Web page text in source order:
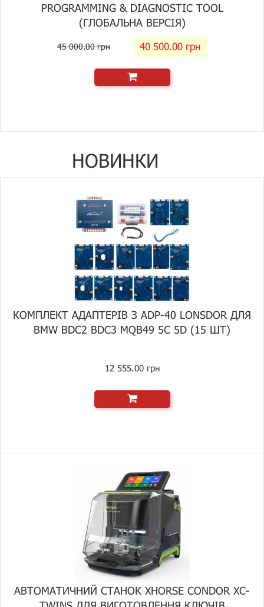
PROGRAMMING & DIAGNOSTIC TOOL
(ГЛОБАЛЬНА ВЕРСІЯ)
45 000.00 грн 40 500.00 грн
НОВИНКИ
КОМПЛЕКТ АДАПТЕРІВ З ADP-40 LONSDOR ДЛЯ
BMW BDC2 BDC3 MQB49 5C 5D (15 ШТ)
12 555.00 грн
АВТОМАТИЧНИЙ СТАНОК XHORSE CONDOR XC-